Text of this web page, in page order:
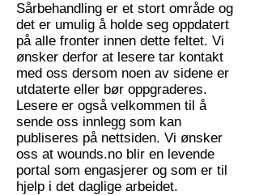
Sårbehandling er et stort område og
det er umulig å holde seg oppdatert
på alle fronter innen dette feltet. Vi
ønsker derfor at lesere tar kontakt
med oss dersom noen av sidene er
utdaterte eller bør oppgraderes.
Lesere er også velkommen til å
sende oss innlegg som kan
publiseres på nettsiden. Vi ønsker
oss at wounds.no blir en levende
portal som engasjerer og som er til
hjelp i det daglige arbeidet.